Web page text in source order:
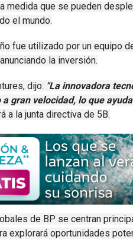
que se pueden
el mundo.
fue utilizado por un equipo
la inversión.
dijo: "La innovadora
gran velocidad, lo que
a la junta directiva de 5B.
de BP se centran
explorará oportunidades